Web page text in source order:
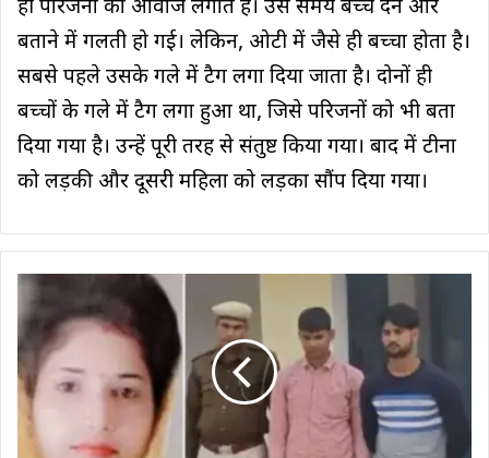
ही परिजनों को आवाज लगाते है। उस समय बच्चे देने और
बताने में गलती हो गई। लेकिन, ओटी में जैसे ही बच्चा होता है।
सबसे पहले उसके गले में टैग लगा दिया जाता है। दोनों ही
बच्चों के गले में टैग लगा हुआ था, जिसे परिजनों को भी बता
दिया गया है। उन्हें पूरी तरह से संतुष्ट किया गया। बाद में टीना
को लड़की और दूसरी महिला को लड़का सौंप दिया गया।